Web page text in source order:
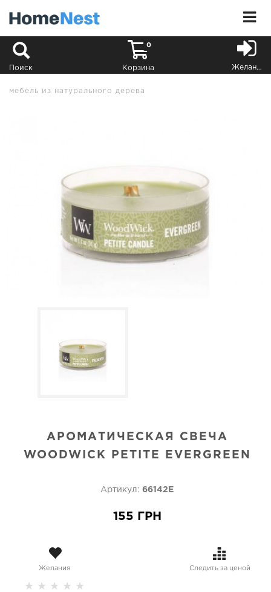
Поиск
0
Корзина Желания
мебель из натурального дерева
АРОМАТИЧЕСКАЯ СВЕЧА
WOODWICK PETITE EVERGREEN
Артикул: 66142E
155 ГРН
Желания Следить за ценой
★ ★ ★ ★ ★